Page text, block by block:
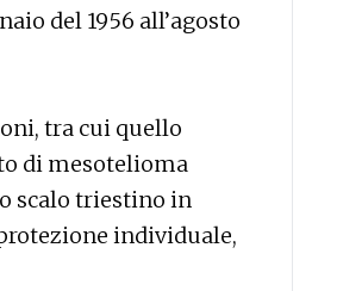
del 1956 all’agosto
tra cui quello
di mesotelioma
scalo triestino in
individuale,